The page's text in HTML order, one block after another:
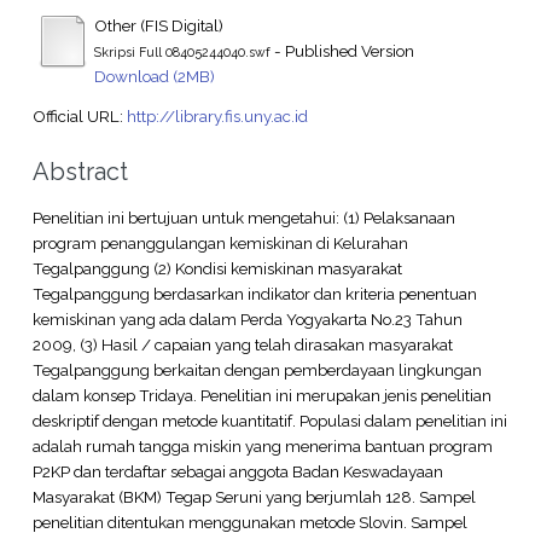
Other (FIS Digital)
Skripsi Full 08405244040.swf- Published Version
Download (2MB)
Official URL: http://library.fis.uny.ac.id
Abstract
Penelitian ini bertujuan untuk mengetahui: (1) Pelaksanaan
program penanggulangan kemiskinan di Kelurahan
Tegalpanggung (2) Kondisi kemiskinan masyarakat
Tegalpanggung berdasarkan indikator dan kriteria penentuan
kemiskinan yang ada dalam Perda Yogyakarta No.23 Tahun
2009, (3) Hasil / capaian yang telah dirasakan masyarakat
Tegalpanggung berkaitan dengan pemberdayaan lingkungan
dalam konsep Tridaya. Penelitian ini merupakan jenis penelitian
deskriptif dengan metode kuantitatif. Populasi dalam penelitian ini
adalah rumah tangga miskin yang menerima bantuan program
P2KP dan terdaftar sebagai anggota Badan Keswadayaan
Masyarakat (BKM) Tegap Seruni yang berjumlah 128. Sampel
penelitian ditentukan menggunakan metode Slovin. Sampel